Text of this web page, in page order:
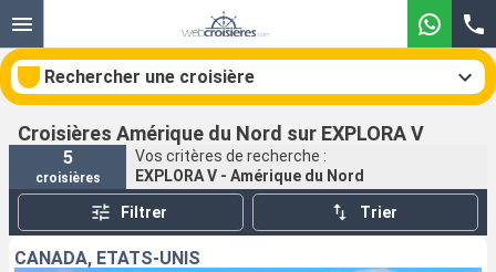
Rechercher une croisière
Nos destinations
Mois de départ
Croisières Amérique du Nord sur EXPLORA V
5
croisières
Vos critères de recherche :
EXPLORA V - Amérique du Nord
Filtrer Trier
CANADA, ÉTATS-UNIS